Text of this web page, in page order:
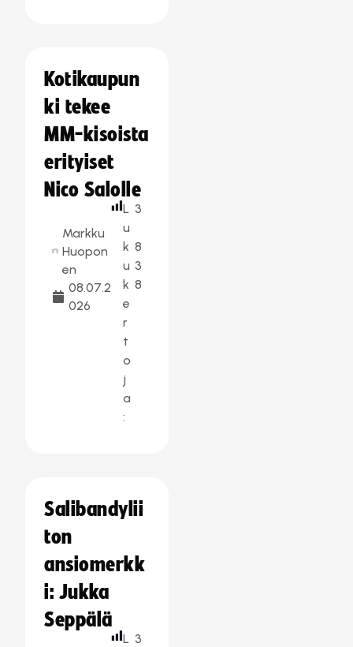
Kotikaupun
ki tekee
MM-kisoista
erityiset
Nico Salolle
Markku
Huopon
en
08.07.2
026
L
u
k
u
k
e
r
t
o
j
a
:
3
8
3
8
Salibandylii
ton
ansiomerkk
i: Jukka
Seppälä
L 3